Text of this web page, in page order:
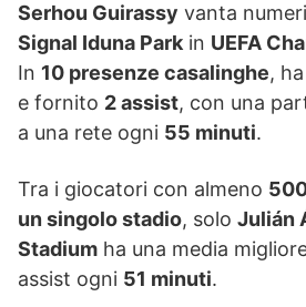
Serhou Guirassy vanta
Signal Iduna Park in UEFA
In 10 presenze casalinghe,
e fornito 2 assist, con una
a una rete ogni 55 minuti.
Tra i giocatori con almeno
un singolo stadio, solo Julián
Stadium ha una media
assist ogni 51 minuti.